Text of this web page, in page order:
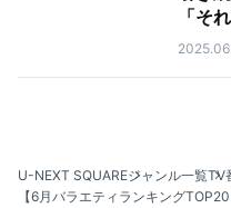
「そ
U-NEXT SQUAREジャンル一覧TV